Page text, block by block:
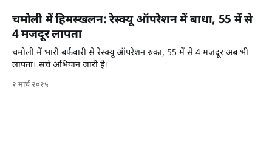
चमोली में हिमस्खलन: रेस्क्यू ऑपरेशन में बाधा, 55 में से
4 मजदूर लापता
चमोली में भारी बर्फबारी से रेस्क्यू ऑपरेशन रुका, 55 में से 4 मजदूर अब भी
लापता। सर्च अभियान जारी है।
२ मार्च २०२५